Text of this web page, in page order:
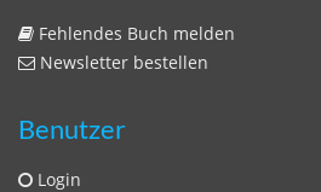
Fehlendes Buch melden
Newsletter bestellen
Benutzer
Login